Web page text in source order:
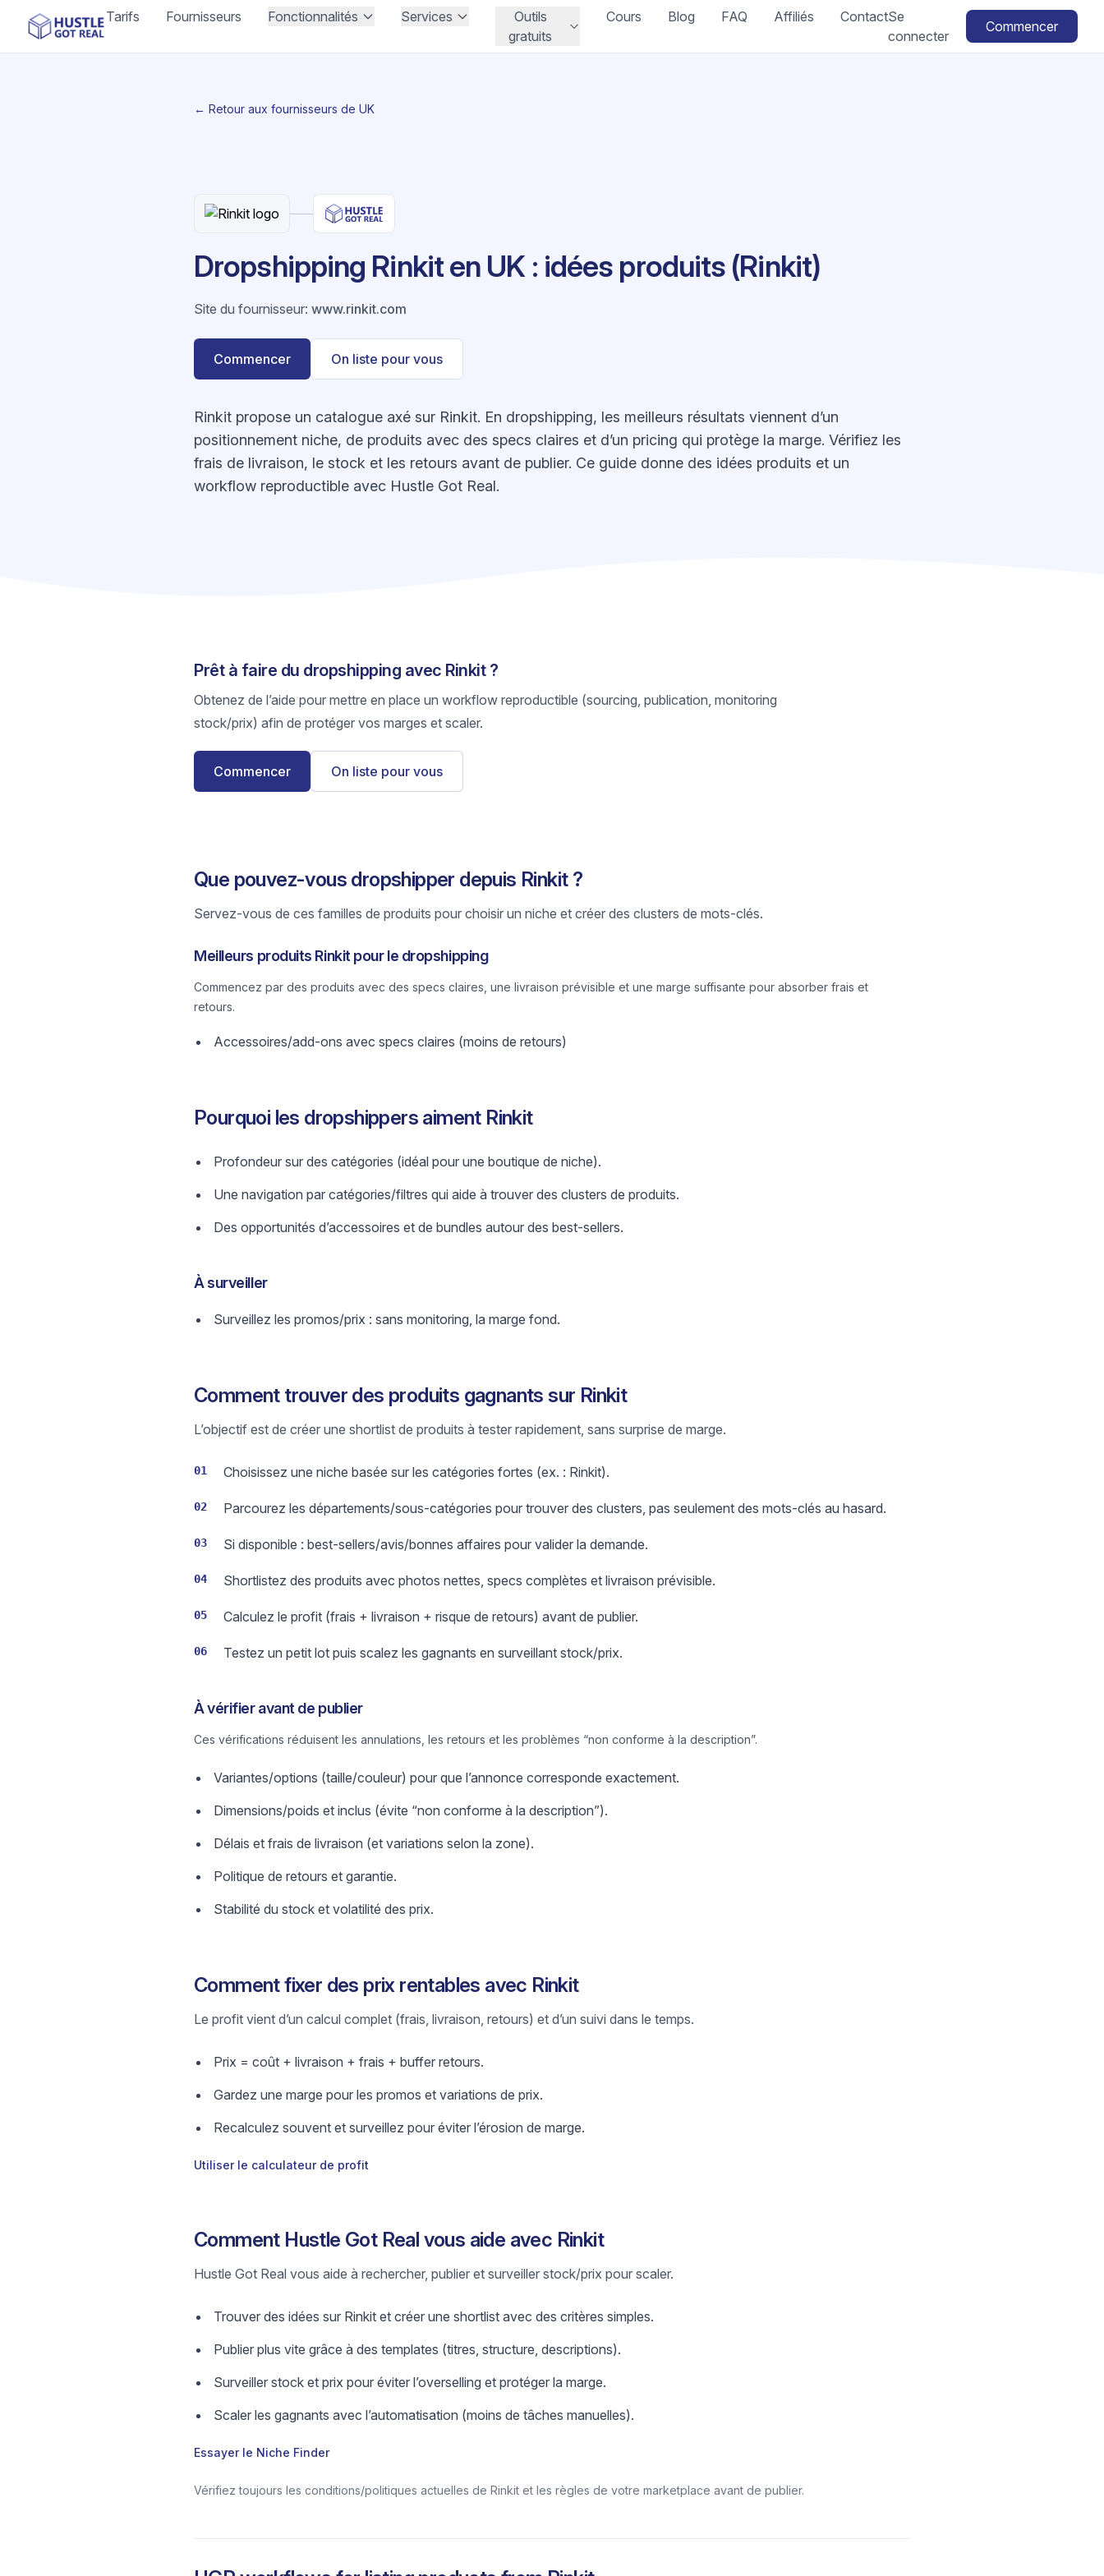
Tarifs Fournisseurs Fonctionnalités Services
Outils
gratuits
Cours Blog FAQ Affiliés ContactSe
connecter
Commencer
← Retour aux fournisseurs de UK
Dropshipping Rinkit en UK : idées produits (Rinkit)
Site du fournisseur: www.rinkit.com
Commencer On liste pour vous
Rinkit propose un catalogue axé sur Rinkit. En dropshipping, les meilleurs résultats viennent d’un
positionnement niche, de produits avec des specs claires et d’un pricing qui protège la marge. Vérifiez les
frais de livraison, le stock et les retours avant de publier. Ce guide donne des idées produits et un
workflow reproductible avec Hustle Got Real.
Prêt à faire du dropshipping avec Rinkit ?
Obtenez de l’aide pour mettre en place un workflow reproductible (sourcing, publication, monitoring
stock/prix) afin de protéger vos marges et scaler.
Commencer On liste pour vous
Que pouvez-vous dropshipper depuis Rinkit ?
Servez-vous de ces familles de produits pour choisir un niche et créer des clusters de mots-clés.
Meilleurs produits Rinkit pour le dropshipping
Commencez par des produits avec des specs claires, une livraison prévisible et une marge suffisante pour absorber frais et
retours.
Accessoires/add-ons avec specs claires (moins de retours)
Pourquoi les dropshippers aiment Rinkit
Profondeur sur des catégories (idéal pour une boutique de niche).
Une navigation par catégories/filtres qui aide à trouver des clusters de produits.
Des opportunités d’accessoires et de bundles autour des best-sellers.
À surveiller
Surveillez les promos/prix : sans monitoring, la marge fond.
Comment trouver des produits gagnants sur Rinkit
L’objectif est de créer une shortlist de produits à tester rapidement, sans surprise de marge.
01 Choisissez une niche basée sur les catégories fortes (ex. : Rinkit).
02 Parcourez les départements/sous-catégories pour trouver des clusters, pas seulement des mots-clés au hasard.
03 Si disponible : best-sellers/avis/bonnes affaires pour valider la demande.
04 Shortlistez des produits avec photos nettes, specs complètes et livraison prévisible.
05 Calculez le profit (frais + livraison + risque de retours) avant de publier.
06 Testez un petit lot puis scalez les gagnants en surveillant stock/prix.
À vérifier avant de publier
Ces vérifications réduisent les annulations, les retours et les problèmes “non conforme à la description”.
Variantes/options (taille/couleur) pour que l’annonce corresponde exactement.
Dimensions/poids et inclus (évite “non conforme à la description”).
Délais et frais de livraison (et variations selon la zone).
Politique de retours et garantie.
Stabilité du stock et volatilité des prix.
Comment fixer des prix rentables avec Rinkit
Le profit vient d’un calcul complet (frais, livraison, retours) et d’un suivi dans le temps.
Prix = coût + livraison + frais + buffer retours.
Gardez une marge pour les promos et variations de prix.
Recalculez souvent et surveillez pour éviter l’érosion de marge.
Utiliser le calculateur de profit
Comment Hustle Got Real vous aide avec Rinkit
Hustle Got Real vous aide à rechercher, publier et surveiller stock/prix pour scaler.
Trouver des idées sur Rinkit et créer une shortlist avec des critères simples.
Publier plus vite grâce à des templates (titres, structure, descriptions).
Surveiller stock et prix pour éviter l’overselling et protéger la marge.
Scaler les gagnants avec l’automatisation (moins de tâches manuelles).
Essayer le Niche Finder
Vérifiez toujours les conditions/politiques actuelles de Rinkit et les règles de votre marketplace avant de publier.